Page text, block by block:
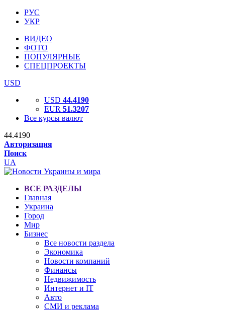
РУС
УКР
ВИДЕО
ФОТО
ПОПУЛЯРНЫЕ
СПЕЦПРОЕКТЫ
USD
USD 44.4190
EUR 51.3207
Все курсы валют
44.4190
Авторизация
Поиск
UA
ВСЕ РАЗДЕЛЫ
Главная
Украина
Город
Мир
Бизнес
Все новости раздела
Экономика
Новости компаний
Финансы
Недвижимость
Интернет и IT
Авто
СМИ и реклама